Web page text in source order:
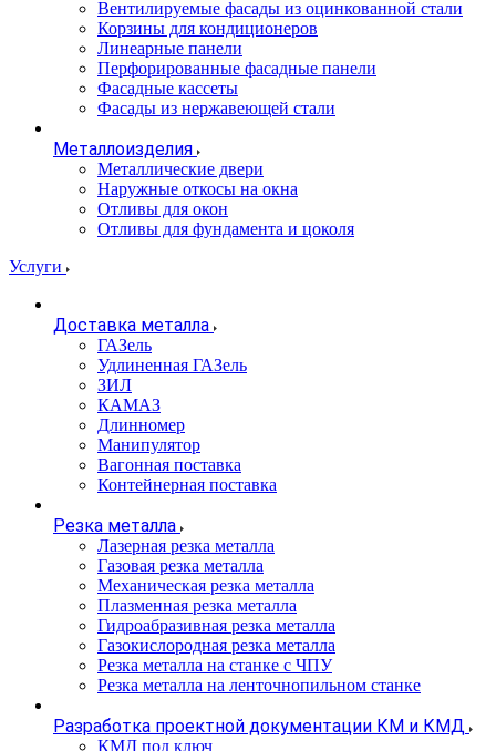
Вентилируемые фасады из оцинкованной стали
Корзины для кондиционеров
Линеарные панели
Перфорированные фасадные панели
Фасадные кассеты
Фасады из нержавеющей стали
Металлоизделия
Металлические двери
Наружные откосы на окна
Отливы для окон
Отливы для фундамента и цоколя
Услуги
Доставка металла
ГАЗель
Удлиненная ГАЗель
ЗИЛ
КАМАЗ
Длинномер
Манипулятор
Вагонная поставка
Контейнерная поставка
Резка металла
Лазерная резка металла
Газовая резка металла
Механическая резка металла
Плазменная резка металла
Гидроабразивная резка металла
Газокислородная резка металла
Резка металла на станке с ЧПУ
Резка металла на ленточнопильном станке
Разработка проектной документации КМ и КМД
КМД под ключ